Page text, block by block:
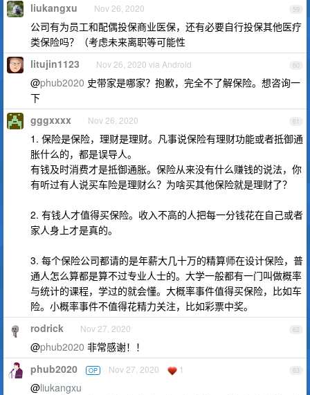
59
liukangxu Nov 26, 2020
公司有为员工和配偶投保商业医保，还有必要自行投保其他医疗
类保险吗？（考虑未来离职等可能性
60
litujin1123 Nov 26, 2020 via Android
@phub2020 史带家是哪家？抱歉，完全不了解保险。想咨询一
下
61
gggxxxx Nov 26, 2020
1. 保险是保险，理财是理财。凡事说保险有理财功能或者抵御通
胀什么的，都是误导人。
有钱及时消费才是抵御通胀。保险从来没有什么赚钱的说法，你
有听过有人说买车险是理财么？为啥买其他保险就是理财了？
2. 有钱人才值得买保险。收入不高的人把每一分钱花在自己或者
家人身上才是真的。
3. 每个保险公司都请的是年薪大几十万的精算师在设计保险，普
通人怎么算都是算不过专业人士的。大学一般都有一门叫做概率
与统计的课程，学过的就会懂。大概率事件值得买保险，比如车
险。小概率事件不值得花精力关注，比如彩票中奖。
62
rodrick Nov 27, 2020
@phub2020 非常感谢！！
63
phub2020 OP Nov 27, 2020 1
@liukangxu